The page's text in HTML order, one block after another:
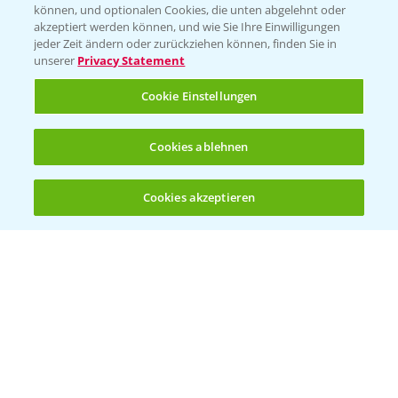
Standortreport Nauen - Eine starke
Herbizidlösung im Mais
16.04.2025
(noch 4)
können, und optionalen Cookies, die unten abgelehnt oder
akzeptiert werden können, und wie Sie Ihre Einwilligungen
jeder Zeit ändern oder zurückziehen können, finden Sie in
unserer Privacy Statement
Cookie Einstellungen
Cookies ablehnen
Cookies akzeptieren